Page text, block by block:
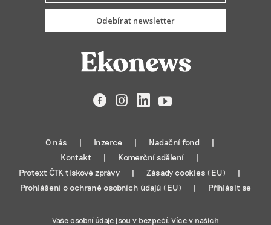
Odebírat newsletter
FacebookInstagramLinkedIn
YouTube
O nás Inzerce
Nadační fond
Kontakt
Komerční sdělení
Protext ČTK tiskové zprávy
Zásady cookies (EU)
Prohlášení o ochraně osobních údajů (EU)
Přihlásit se
Vaše osobní údaje jsou v bezpečí. Více v našich